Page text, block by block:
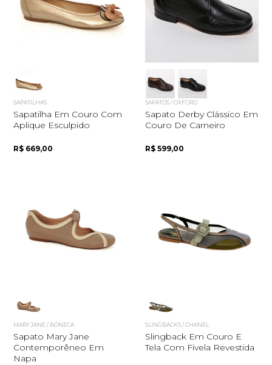
SAPATILHAS
Sapatilha Em Couro Com
Aplique Esculpido
R$ 669,00
SAPATOS / OXFORD
Sapato Derby Clássico Em
Couro De Carneiro
R$ 599,00
MARY JANE / BONECA
Sapato Mary Jane
Contemporêneo Em
Napa
SLINGBACKS / CHANEL
Slingback Em Couro E
Tela Com Fivela Revestida